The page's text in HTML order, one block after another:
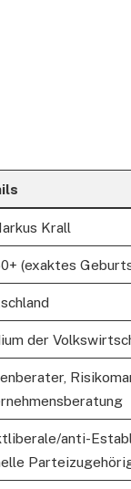
Krall
(exaktes
der
anti-